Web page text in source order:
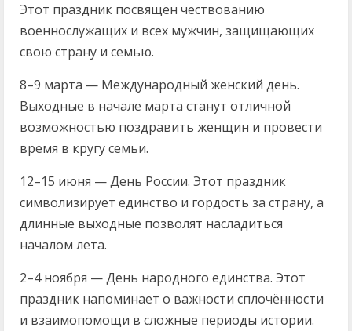
Этот праздник посвящён чествованию
военнослужащих и всех мужчин, защищающих
свою страну и семью.
8–9 марта — Международный женский день.
Выходные в начале марта станут отличной
возможностью поздравить женщин и провести
время в кругу семьи.
12–15 июня — День России. Этот праздник
символизирует единство и гордость за страну, а
длинные выходные позволят насладиться
началом лета.
2–4 ноября — День народного единства. Этот
праздник напоминает о важности сплочённости
и взаимопомощи в сложные периоды истории.